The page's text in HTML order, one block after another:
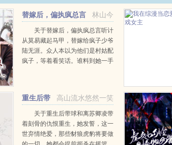
林山今
替嫁后，偏执疯总言
听计从关于替嫁后，偏执疯总言听计
从莫易藏起马甲，替嫁给疯子少爷
陆无涯。众人本以为他们是村姑配
疯子，等着看笑话。谁料到她一手
莫易身边的狂蜂浪蝶，...
高山流水悠然一笑
重生后带
球和离关于重生后带球和离苏卿凌带
着刻骨的仇恨重生，她发誓，这一
世弃情绝爱，那些豺狼虎豹将要做